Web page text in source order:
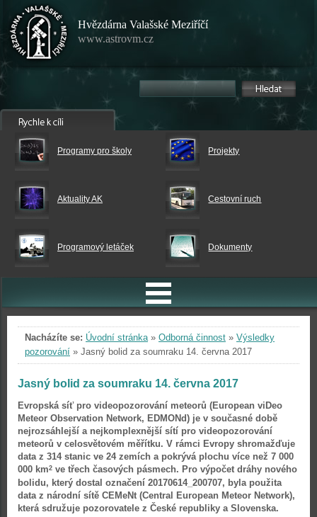
Hvězdárna Valašské Meziříčí
www.astrovm.cz
Programy pro školy Projekty
Aktuality AK Cestovní ruch
Programový letáček Dokumenty
Nacházíte se: Úvodní stránka» Odborná činnost » Výsledky
pozorování » Jasný bolid za soumraku 14. června 2017
Jasný bolid za soumraku 14. června 2017
Evropská síť pro videopozorování meteorů (European viDeo
Meteor Observation Network, EDMONd) je v současné době
nejrozsáhlejší a nejkomplexnější sítí pro videopozorování
meteorů v celosvětovém měřítku. V rámci Evropy shromažďuje
data z 314 stanic ve 24 zemích a pokrývá plochu více než 7 000
000 km2 ve třech časových pásmech. Pro výpočet dráhy nového
bolidu, který dostal označení 20170614_200707, byla použita
data z národní sítě CEMeNt (Central European Meteor Network),
která sdružuje pozorovatele z České republiky a Slovenska.